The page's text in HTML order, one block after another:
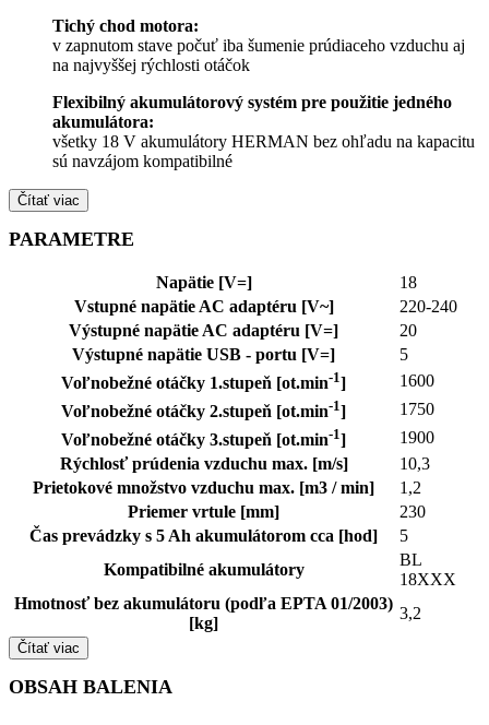
Tichý chod motora:
v zapnutom stave počuť iba šumenie prúdiaceho vzduchu aj
na najvyššej rýchlosti otáčok
Flexibilný akumulátorový systém pre použitie jedného
akumulátora:
všetky 18 V akumulátory HERMAN bez ohľadu na kapacitu
sú navzájom kompatibilné
Čítať viac
PARAMETRE
Napätie [V=]
18
Vstupné napätie AC adaptéru [V~]
220-240
Výstupné napätie AC adaptéru [V=]
20
Výstupné napätie USB - portu [V=]
5
Voľnobežné otáčky 1.stupeň [ot.min-1]
1600
Voľnobežné otáčky 2.stupeň [ot.min-1]
1750
Voľnobežné otáčky 3.stupeň [ot.min-1]
1900
Rýchlosť prúdenia vzduchu max. [m/s]
10,3
Prietokové množstvo vzduchu max. [m3 / min]
1,2
Priemer vrtule [mm]
230
Čas prevádzky s 5 Ah akumulátorom cca [hod]
5
Kompatibilné akumulátory
BL
18XXX
Hmotnosť bez akumulátoru (podľa EPTA 01/2003)
[kg]
3,2
Čítať viac
OBSAH BALENIA